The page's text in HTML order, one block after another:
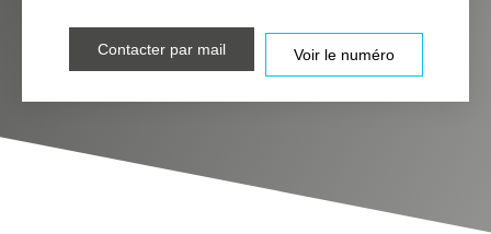
Contacter par mail Voir le numéro